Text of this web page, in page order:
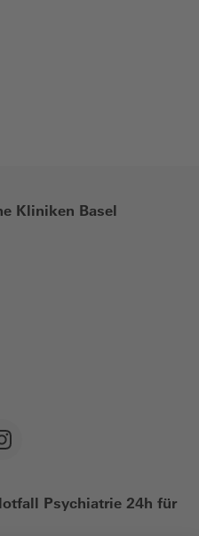
Kliniken Basel
Psychiatrie 24h für